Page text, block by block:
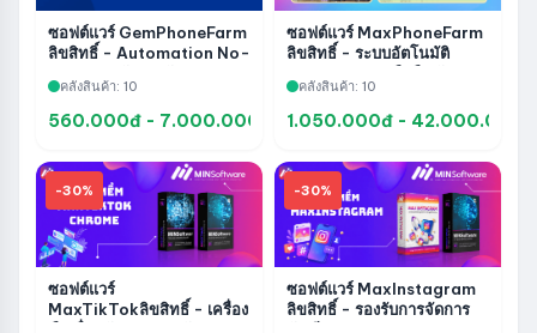
ซอฟต์แวร์ GemPhoneFarm
ลิขสิทธิ์ - Automation No-
จัดการอุปกรณ์ และ Social
คลังสินค้า: 10
560.000đ - 7.000.000đ
ซอฟต์แวร์ MaxPhoneFarm
ลิขสิทธิ์ - ระบบอัตโนมัติ
บัญชีและ Phone Farm
คลังสินค้า: 10
1.050.000đ - 42.000.000đ
-30%
ซอฟต์แวร์
MaxTikTokลิขสิทธิ์ - เครื่อง
-30%
ซอฟต์แวร์ MaxInstagram
ลิขสิทธิ์ - รองรับการจัดการ